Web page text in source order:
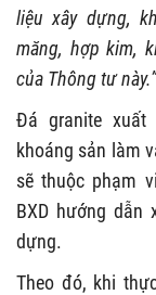
liệu xây dựng,
măng, hợp kim,
của Thông tư này.”
Đá granite xuất
khoáng sản làm
sẽ thuộc phạm
BXD hướng dẫn
dựng.
Theo đó, khi